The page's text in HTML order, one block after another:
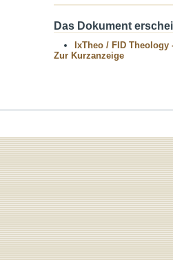
Das Dokument
IxTheo / FID Theology
Zur Kurzanzeige